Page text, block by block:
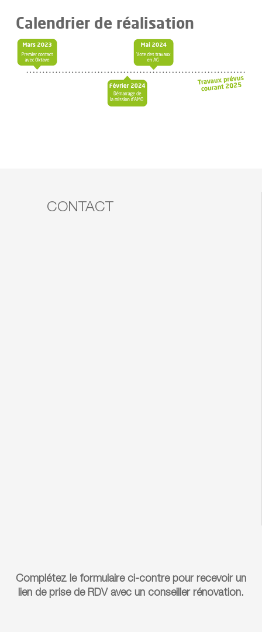
Calendrier de réalisation
CONTACT
Complétez le formulaire ci-contre pour recevoir un
lien de prise de RDV avec un conseiller rénovation.